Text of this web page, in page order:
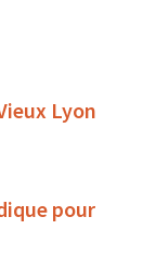
Lyon
pour